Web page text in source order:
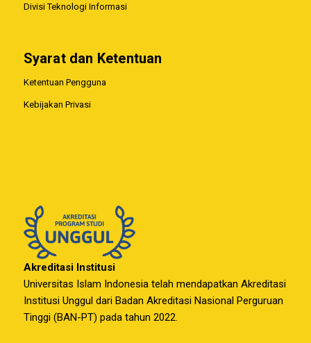
Divisi Teknologi Informasi
Syarat dan Ketentuan
Ketentuan Pengguna
Kebijakan Privasi
Akreditasi Institusi
Universitas Islam Indonesia telah mendapatkan Akreditasi
Institusi Unggul dari Badan Akreditasi Nasional Perguruan
Tinggi (BAN-PT) pada tahun 2022.